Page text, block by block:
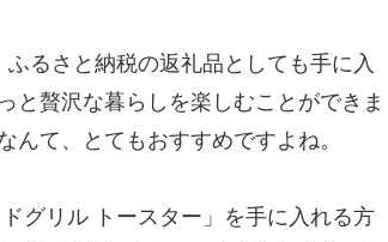
るさと納税の返礼品としても手に入
と贅沢な暮らしを楽しむことができま
て、とてもおすすめですよね。
グリル トースター」を手に入れる方